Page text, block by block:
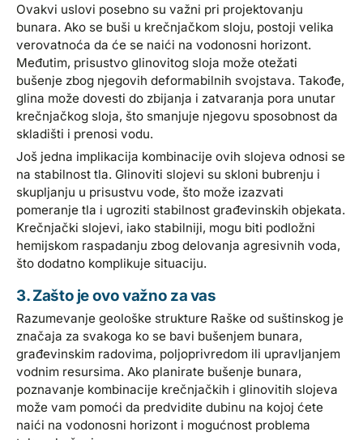
Ovakvi uslovi posebno su važni pri projektovanju
bunara. Ako se buši u krečnjačkom sloju, postoji velika
verovatnoća da će se naići na vodonosni horizont.
Međutim, prisustvo glinovitog sloja može otežati
bušenje zbog njegovih deformabilnih svojstava. Takođe,
glina može dovesti do zbijanja i zatvaranja pora unutar
krečnjačkog sloja, što smanjuje njegovu sposobnost da
skladišti i prenosi vodu.
Još jedna implikacija kombinacije ovih slojeva odnosi se
na stabilnost tla. Glinoviti slojevi su skloni bubrenju i
skupljanju u prisustvu vode, što može izazvati
pomeranje tla i ugroziti stabilnost građevinskih objekata.
Krečnjački slojevi, iako stabilniji, mogu biti podložni
hemijskom raspadanju zbog delovanja agresivnih voda,
što dodatno komplikuje situaciju.
3. Zašto je ovo važno za vas
Razumevanje geološke strukture Raške od suštinskog je
značaja za svakoga ko se bavi bušenjem bunara,
građevinskim radovima, poljoprivredom ili upravljanjem
vodnim resursima. Ako planirate bušenje bunara,
poznavanje kombinacije krečnjačkih i glinovitih slojeva
može vam pomoći da predvidite dubinu na kojoj ćete
naići na vodonosni horizont i mogućnost problema